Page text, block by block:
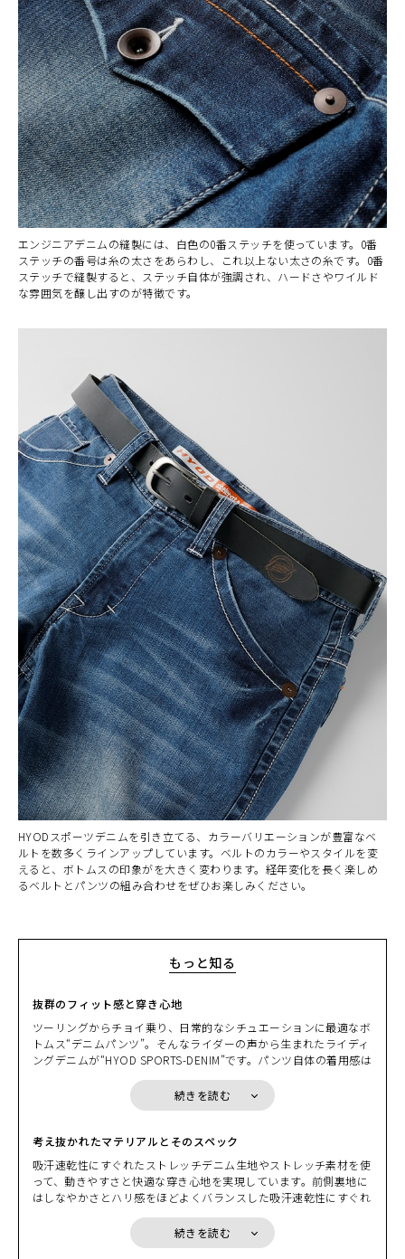
エンジニアデニムの縫製には、白色の0番ステッチを使っています。0番
ステッチの番号は糸の太さをあらわし、これ以上ない太さの糸です。0番
ステッチで縫製すると、ステッチ自体が強調され、ハードさやワイルド
な雰囲気を醸し出すのが特徴です。
HYODスポーツデニムを引き立てる、カラーバリエーションが豊富なベ
ルトを数多くラインアップしています。ベルトのカラーやスタイルを変
えると、ボトムスの印象がを大きく変わります。経年変化を長く楽しめ
るベルトとパンツの組み合わせをぜひお楽しみください。
もっと知る
抜群のフィット感と穿き心地
ツーリングからチョイ乗り、日常的なシチュエーションに最適なボ
トムス“デニムパンツ”。そんなライダーの声から生まれたライディ
ングデニムが“HYOD SPORTS-DENIM”です。パンツ自体の着用感は
イキング。とにかく穿きやすいと言われるのはその工夫から生まれ
ています。バイクに跨った際の“腰まわりのフィット感”と“股の開
能にするサイズ感と一般のデニムでは考えられないほどの長いレン
グス（股下の長さ）は、実際に走ってみてはじめて納得できる穿き
心地を実現しています。
続きを読む
考え抜かれたマテリアルとそのスペック
吸汗速乾性にすぐれたストレッチデニム生地やストレッチ素材を使
って、動きやすさと快適な穿き心地を実現しています。前側裏地に
はしなやかさとハリ感をほどよくバランスした吸汗速乾性にすぐれ
もサラサラ感をキープします。春先から梅雨時期、初夏から灼熱の
太陽が降り注ぐ酷暑まで、どんな状況でも快適に穿き続けられるの
続きを読む